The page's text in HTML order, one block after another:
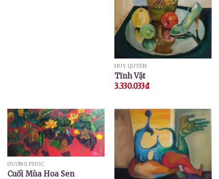
HUY QUYỂN
Tĩnh Vật
3.330.033₫
DƯƠNG PHÚC
Cuối Mùa Hoa Sen